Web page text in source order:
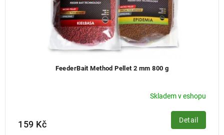
FeederBait Method Pellet 2 mm 800 g
Skladem v eshopu
159 Kč Detail